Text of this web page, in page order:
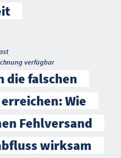
verfügbar
die falschen
Wie
Fehlversand
wirksam